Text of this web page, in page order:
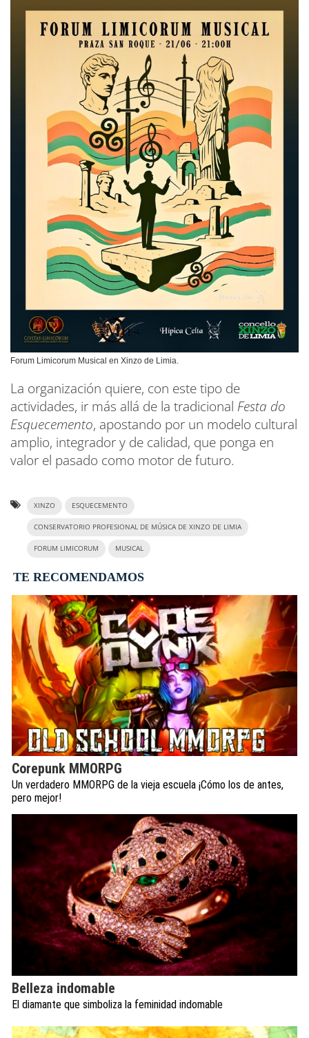
Forum Limicorum Musical en Xinzo de Limia.
La organización quiere, con este tipo de
actividades, ir más allá de la tradicional Festa do
Esquecemento, apostando por un modelo cultural
amplio, integrador y de calidad, que ponga en
valor el pasado como motor de futuro.
XINZO ESQUECEMENTO
CONSERVATORIO PROFESIONAL DE MÚSICA DE XINZO DE LIMIA
FORUM LIMICORUM MUSICAL
TE RECOMENDAMOS
Corepunk MMORPG
Un verdadero MMORPG de la vieja escuela ¡Cómo los de antes,
pero mejor!
Belleza indomable
El diamante que simboliza la feminidad indomable